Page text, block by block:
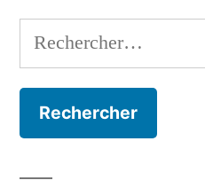
Rechercher :